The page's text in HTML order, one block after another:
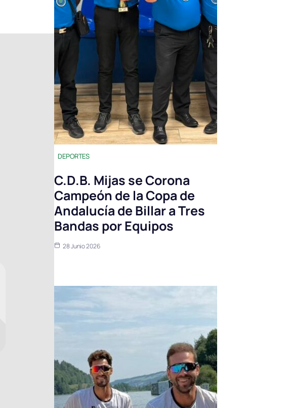
DEPORTES
C.D.B. Mijas se Corona
Campeón de la Copa de
Andalucía de Billar a Tres
Bandas por Equipos
28 Junio 2026